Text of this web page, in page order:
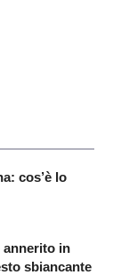
cos’è lo
annerito in
sbiancante